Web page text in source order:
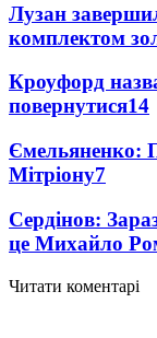
Лузан
комплектом
Кроуфорд
повернутися14
Ємельяненко:
Мітріону7
Сердінов:
це Михайло
Читати коментарі